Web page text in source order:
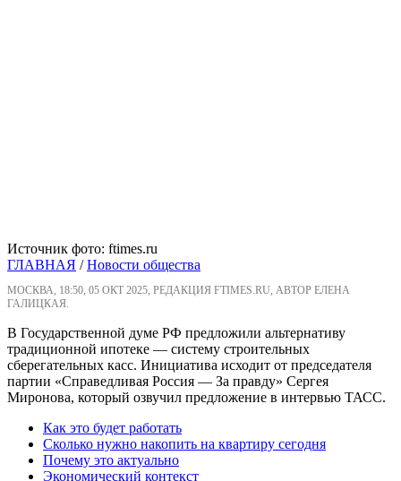
Источник фото: ftimes.ru
ГЛАВНАЯ /Новости общества
МОСКВА, 18:50, 05 ОКТ 2025, РЕДАКЦИЯ FTIMES.RU, АВТОР ЕЛЕНА
ГАЛИЦКАЯ.
В Государственной думе РФ предложили альтернативу
традиционной ипотеке — систему строительных
сберегательных касс. Инициатива исходит от председателя
партии «Справедливая Россия — За правду» Сергея
Миронова, который озвучил предложение в интервью ТАСС.
Как это будет работать
Сколько нужно накопить на квартиру сегодня
Почему это актуально
Экономический контекст